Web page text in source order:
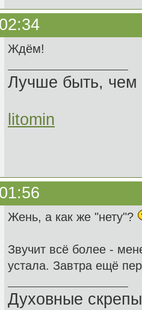
Ждём!
Лучше быть, чем
litomin
Жень, а как же "нету"?
Звучит всё более -
устала. Завтра ещё
Духовные